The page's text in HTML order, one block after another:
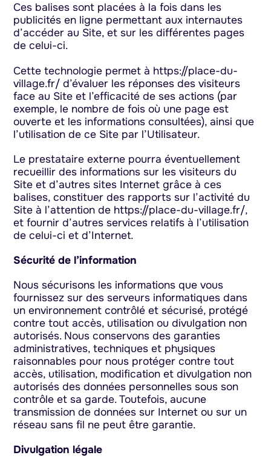
Ces balises sont placées à la fois dans les
publicités en ligne permettant aux internautes
d’accéder au Site, et sur les différentes pages
de celui-ci.
Cette technologie permet à https://place-du-
village.fr/ d’évaluer les réponses des visiteurs
face au Site et l’efficacité de ses actions (par
exemple, le nombre de fois où une page est
ouverte et les informations consultées), ainsi que
l’utilisation de ce Site par l’Utilisateur.
Le prestataire externe pourra éventuellement
recueillir des informations sur les visiteurs du
Site et d’autres sites Internet grâce à ces
balises, constituer des rapports sur l’activité du
Site à l’attention de https://place-du-village.fr/,
et fournir d’autres services relatifs à l’utilisation
de celui-ci et d’Internet.
Sécurité de l’information
Nous sécurisons les informations que vous
fournissez sur des serveurs informatiques dans
un environnement contrôlé et sécurisé, protégé
contre tout accès, utilisation ou divulgation non
autorisés. Nous conservons des garanties
administratives, techniques et physiques
raisonnables pour nous protéger contre tout
accès, utilisation, modification et divulgation non
autorisés des données personnelles sous son
contrôle et sa garde. Toutefois, aucune
transmission de données sur Internet ou sur un
réseau sans fil ne peut être garantie.
Divulgation légale